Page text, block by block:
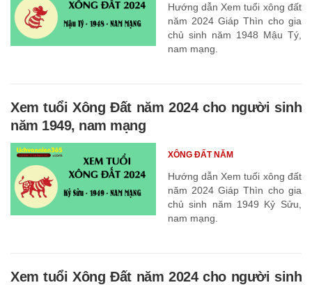
Hướng dẫn Xem tuổi xông đất
năm 2024 Giáp Thìn cho gia
chủ sinh năm 1948 Mậu Tý,
nam mạng.
Xem tuổi Xông Đất năm 2024 cho người sinh
năm 1949, nam mạng
Hướng dẫn Xem tuổi xông đất
năm 2024 Giáp Thìn cho gia
chủ sinh năm 1949 Kỷ Sửu,
nam mạng.
XÔNG ĐẤT NĂM
Xem tuổi Xông Đất năm 2024 cho người sinh